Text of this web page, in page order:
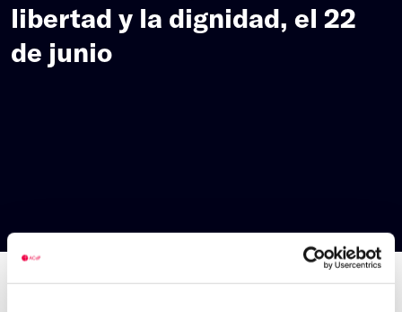
libertad y la dignidad, el 22
de junio